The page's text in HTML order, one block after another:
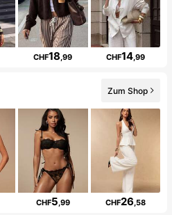
CHF18,99 CHF14,99
Zum Shop
CHF5,99 CHF26,58